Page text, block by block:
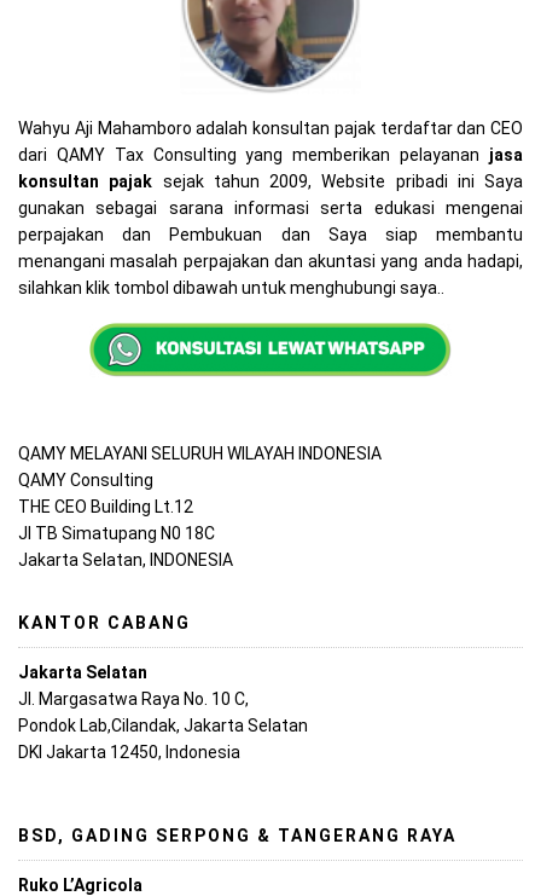
Wahyu Aji Mahamboro adalah konsultan pajak terdaftar dan CEO
dari QAMY Tax Consulting yang memberikan pelayanan jasa
konsultan pajak sejak tahun 2009, Website pribadi ini Saya
gunakan sebagai sarana informasi serta edukasi mengenai
perpajakan dan Pembukuan dan Saya siap membantu
menangani masalah perpajakan dan akuntasi yang anda hadapi,
silahkan klik tombol dibawah untuk menghubungi saya..
QAMY MELAYANI SELURUH WILAYAH INDONESIA
QAMY Consulting
THE CEO Building Lt.12
Jl TB Simatupang N0 18C
Jakarta Selatan, INDONESIA
KANTOR CABANG
Jakarta Selatan
Jl. Margasatwa Raya No. 10 C,
Pondok Lab,Cilandak, Jakarta Selatan
DKI Jakarta 12450, Indonesia
BSD, GADING SERPONG & TANGERANG RAYA
Ruko L’Agricola